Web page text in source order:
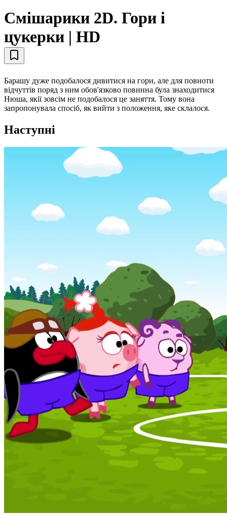
Смiшарики 2D. Гори і
цукерки | HD
Барашу дуже подобалося дивитися на гори, але для повноти
відчуттів поряд з ним обов'язково повинна була знаходитися
Нюша, якії зовсім не подобалося це заняття. Тому вона
запропонувала спосіб, як вийти з положення, яке склалося.
Наступні